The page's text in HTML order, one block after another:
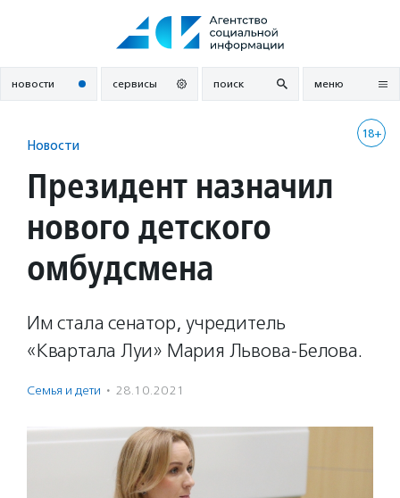
новости сервисы поиск меню
18+
Новости
Президент назначил
нового детского
омбудсмена
Им стала сенатор, учредитель
«Квартала Луи» Мария Львова-Белова.
Семья и дети · 28.10.2021